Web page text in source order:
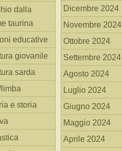
dalla
taurina
educative
giovanile
sarda
limba
e storia
Dicembre 2024
Novembre 2024
Ottobre 2024
Settembre 2024
Agosto 2024
Luglio 2024
Giugno 2024
Maggio 2024
Aprile 2024